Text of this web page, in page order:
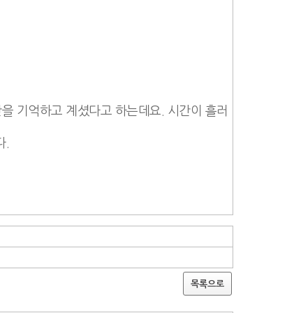
기억하고 계셨다고 하는데요. 시간이 흘러
.
목록으로